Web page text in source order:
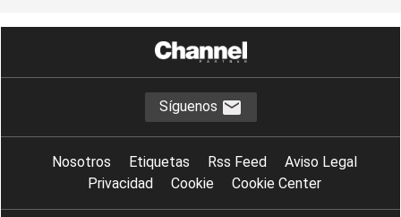
Síguenos
Nosotros Etiquetas Rss Feed
Aviso Legal
Privacidad
Cookie Cookie Center